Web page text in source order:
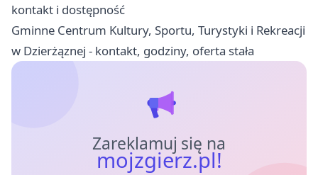
kontakt i dostępność
Gminne Centrum Kultury, Sportu, Turystyki i Rekreacji
w Dzierżąznej - kontakt, godziny, oferta stała
Zareklamuj się na
mojzgierz.pl!